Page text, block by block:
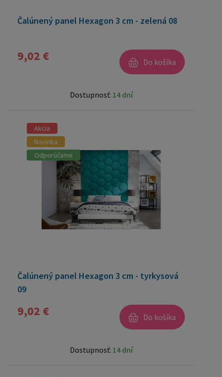
Čalúnený panel Hexagon 3 cm - zelená 08
9,02 € Do košíka
Dostupnosť: 14 dní
Akcia
Novinka
Odporúčame
Čalúnený panel Hexagon 3 cm - tyrkysová
09
9,02 € Do košíka
Dostupnosť: 14 dní